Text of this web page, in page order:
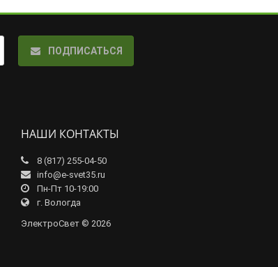
ПОДПИСАТЬСЯ
НАШИ КОНТАКТЫ
8 (817) 255-04-50
info@e-svet35.ru
Пн-Пт 10-19:00
г. Вологда
ЭлектроСвет © 2026